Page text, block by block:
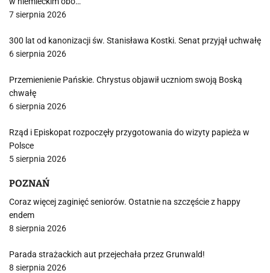
7 sierpnia 2026
300 lat od kanonizacji św. Stanisława Kostki. Senat przyjął uchwałę
6 sierpnia 2026
Przemienienie Pańskie. Chrystus objawił uczniom swoją Boską
chwałę
6 sierpnia 2026
Rząd i Episkopat rozpoczęły przygotowania do wizyty papieża w
Polsce
5 sierpnia 2026
POZNAŃ
Coraz więcej zaginięć seniorów. Ostatnie na szczęście z happy
endem
8 sierpnia 2026
Parada strażackich aut przejechała przez Grunwald!
8 sierpnia 2026